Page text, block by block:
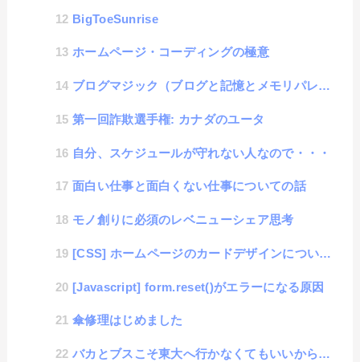
BigToeSunrise
ホームページ・コーディングの極意
ブログマジック（ブログと記憶とメモリパレス）
第一回詐欺選手権: カナダのユータ
自分、スケジュールが守れない人なので・・・
面白い仕事と面白くない仕事についての話
モノ創りに必須のレベニューシェア思考
[CSS] ホームページのカードデザインについての考察
[Javascript] form.reset()がエラーになる原因
傘修理はじめました
バカとブスこそ東大へ行かなくてもいいから自分を磨け！